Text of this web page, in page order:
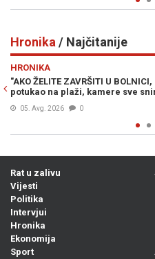
Hronika / Najčitanije
se
SMRT OPASNOG
služio je kaznu zbog
07. Avg. 2026
Rat u zalivu
Vijesti
Politika
Intervjui
Hronika
Ekonomija
Sport